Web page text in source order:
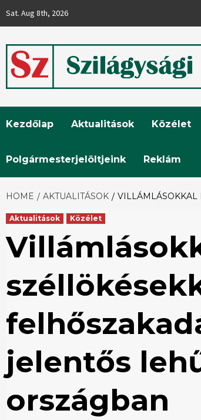
Sat. Aug 8th, 2026
Szó
Kezdőlap Aktualitások Közélet
Polgármesterjelöltjeink Reklám
HOME AKTUALITÁSOK VILLÁMLÁSOKKAL
Aktualitások Közélet
jelentős
országban